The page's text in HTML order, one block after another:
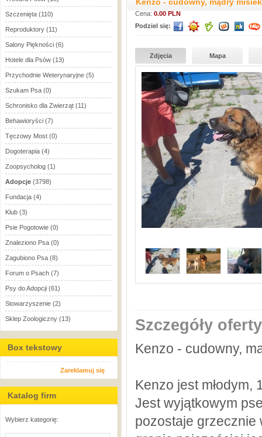
Szczenięta (110)
Reproduktory (11)
Salony Piękności (6)
Hotele dla Psów (13)
Przychodnie Weterynaryjne (5)
Szukam Psa (0)
Schronisko dla Zwierząt (11)
Behawioryści (7)
Tęczowy Most (0)
Dogoterapia (4)
Zoopsycholog (1)
Adopcje (3798)
Fundacja (4)
Klub (3)
Psie Pogotowie (0)
Znaleziono Psa (0)
Zagubiono Psa (8)
Forum o Psach (7)
Psy do Adopcji (61)
Stowarzyszenie (2)
Sklep Zoologiczny (13)
Box tekstowy
Zareklamuj się
Katalog firm
Wybierz kategorię:
Cena: 0.00 PLN
Podziel się:
Zdjęcia Mapa
Szczegóły
Kenzo - cudowny,
Kenzo jest
Jest wyjątkowym
pozostaje grzecznie